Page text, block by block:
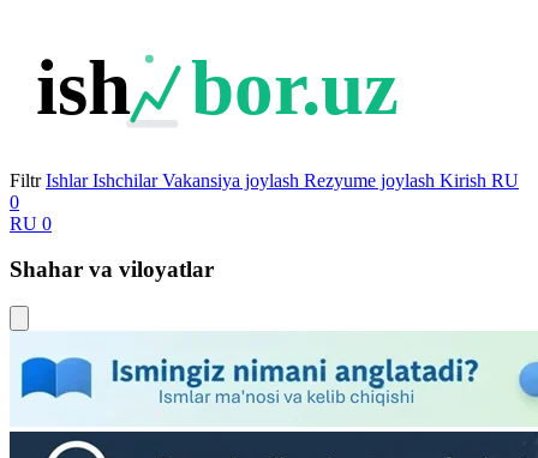
ish bor.uz
Filtr Ishlar Ishchilar Vakansiya joylash Rezyume joylash Kirish RU
0
RU 0
Shahar va viloyatlar